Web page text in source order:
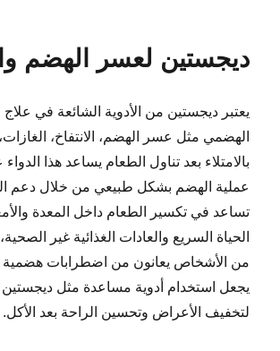
ديجستين لعسر الهضم
يعتبر ديجستين من الأدوية الشائعة في
الهضمي مثل عسر الهضم، الانتفاخ،
بالامتلاء بعد تناول الطعام يساعد هذا
عملية الهضم بشكل طبيعي من خلال دعم
تساعد في تكسير الطعام داخل المعدة
الحياة السريع والعادات الغذائية غير
من الأشخاص يعانون من اضطرابات هضمية
يجعل استخدام أدوية مساعدة مثل ديجستين
لتخفيف الأعراض وتحسين الراحة بعد الأكل.